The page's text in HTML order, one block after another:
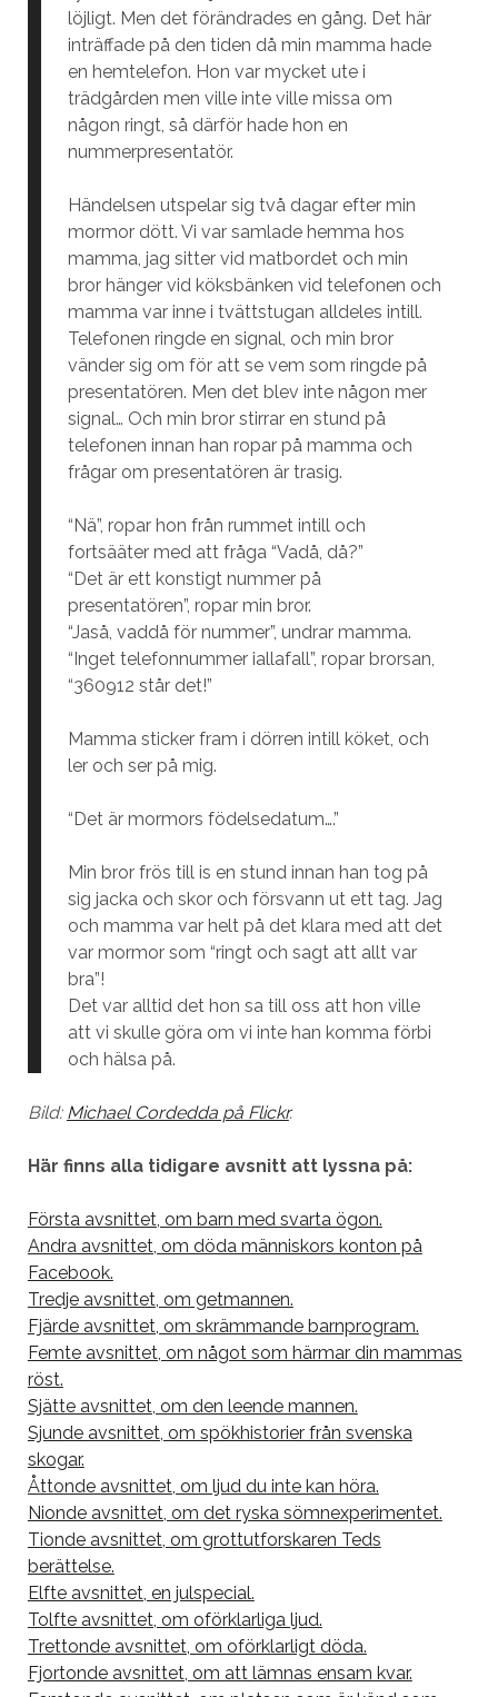
löjligt. Men det förändrades en gång. Det här
inträffade på den tiden då min mamma hade
en hemtelefon. Hon var mycket ute i
trädgården men ville inte ville missa om
någon ringt, så därför hade hon en
nummerpresentatör.
Händelsen utspelar sig två dagar efter min
mormor dött. Vi var samlade hemma hos
mamma, jag sitter vid matbordet och min
bror hänger vid köksbänken vid telefonen och
mamma var inne i tvättstugan alldeles intill.
Telefonen ringde en signal, och min bror
vänder sig om för att se vem som ringde på
presentatören. Men det blev inte någon mer
signal… Och min bror stirrar en stund på
telefonen innan han ropar på mamma och
frågar om presentatören är trasig.
“Nä”, ropar hon från rummet intill och
fortsääter med att fråga “Vadå, då?”
“Det är ett konstigt nummer på
presentatören”, ropar min bror.
“Jaså, vaddå för nummer”, undrar mamma.
“Inget telefonnummer iallafall”, ropar brorsan,
“360912 står det!”
Mamma sticker fram i dörren intill köket, och
ler och ser på mig.
“Det är mormors födelsedatum….”
Min bror frös till is en stund innan han tog på
sig jacka och skor och försvann ut ett tag. Jag
och mamma var helt på det klara med att det
var mormor som “ringt och sagt att allt var
bra”!
Det var alltid det hon sa till oss att hon ville
att vi skulle göra om vi inte han komma förbi
och hälsa på.
Bild: Michael Cordedda på Flickr.
Här finns alla tidigare avsnitt att lyssna på:
Första avsnittet, om barn med svarta ögon.
Andra avsnittet, om döda människors konton på
Facebook.
Tredje avsnittet, om getmannen.
Fjärde avsnittet, om skrämmande barnprogram.
Femte avsnittet, om något som härmar din mammas
röst.
Sjätte avsnittet, om den leende mannen.
Sjunde avsnittet, om spökhistorier från svenska
skogar.
Åttonde avsnittet, om ljud du inte kan höra.
Nionde avsnittet, om det ryska sömnexperimentet.
Tionde avsnittet, om grottutforskaren Teds
berättelse.
Elfte avsnittet, en julspecial.
Tolfte avsnittet, om oförklarliga ljud.
Trettonde avsnittet, om oförklarligt döda.
Fjortonde avsnittet, om att lämnas ensam kvar.